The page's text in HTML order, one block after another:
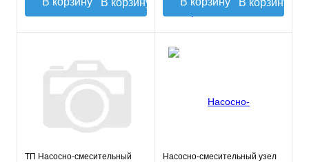
В корзину В корзину
ТП Насосно-смесительный
Насосно-смесительный узел